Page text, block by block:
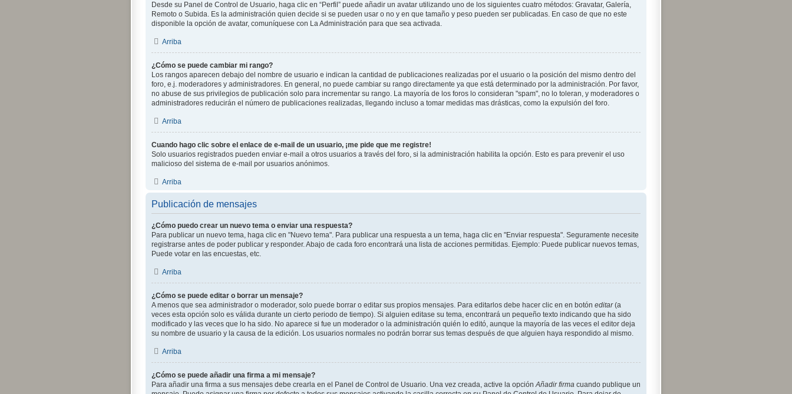
Desde su Panel de Control de Usuario, haga clic en “Perfil” puede añadir un avatar utilizando uno de los siguientes cuatro métodos: Gravatar, Galería,
Remoto o Subida. Es la administración quien decide si se pueden usar o no y en que tamaño y peso pueden ser publicadas. En caso de que no este
disponible la opción de avatar, comuníquese con La Administración para que sea activada.
Arriba
¿Cómo se puede cambiar mi rango?
Los rangos aparecen debajo del nombre de usuario e indican la cantidad de publicaciones realizadas por el usuario o la posición del mismo dentro del
foro, e.j. moderadores y administradores. En general, no puede cambiar su rango directamente ya que está determinado por la administración. Por favor,
no abuse de sus privilegios de publicación solo para incrementar su rango. La mayoría de los foros lo consideran "spam", no lo toleran, y moderadores o
administradores reducirán el número de publicaciones realizadas, llegando incluso a tomar medidas mas drásticas, como la expulsión del foro.
Arriba
Cuando hago clic sobre el enlace de e-mail de un usuario, ¡me pide que me registre!
Solo usuarios registrados pueden enviar e-mail a otros usuarios a través del foro, si la administración habilita la opción. Esto es para prevenir el uso
malicioso del sistema de e-mail por usuarios anónimos.
Arriba
Publicación de mensajes
¿Cómo puedo crear un nuevo tema o enviar una respuesta?
Para publicar un nuevo tema, haga clic en "Nuevo tema". Para publicar una respuesta a un tema, haga clic en "Enviar respuesta". Seguramente necesite
registrarse antes de poder publicar y responder. Abajo de cada foro encontrará una lista de acciones permitidas. Ejemplo: Puede publicar nuevos temas,
Puede votar en las encuestas, etc.
Arriba
¿Cómo se puede editar o borrar un mensaje?
A menos que sea administrador o moderador, solo puede borrar o editar sus propios mensajes. Para editarlos debe hacer clic en en botón editar(a
veces esta opción solo es válida durante un cierto periodo de tiempo). Si alguien editase su tema, encontrará un pequeño texto indicando que ha sido
modificado y las veces que lo ha sido. No aparece si fue un moderador o la administración quién lo editó, aunque la mayoría de las veces el editor deja
su nombre de usuario y la causa de la edición. Los usuarios normales no podrán borrar sus temas después de que alguien haya respondido al mismo.
Arriba
¿Cómo se puede añadir una firma a mi mensaje?
Para añadir una firma a sus mensajes debe crearla en el Panel de Control de Usuario. Una vez creada, active la opciónAñadir firma cuando publique un